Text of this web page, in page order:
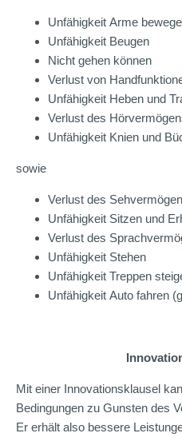
Unfähigkeit Arme
Unfähigkeit Beugen
Nicht gehen können
Verlust von
Unfähigkeit Heben und
Verlust des
Unfähigkeit Knien und
sowie
Verlust des
Unfähigkeit Sitzen und
Verlust des
Unfähigkeit Stehen
Unfähigkeit Treppen
Unfähigkeit Auto fahren
Mit einer Innovationsklausel
Bedingungen zu Gunsten des
Er erhält also bessere